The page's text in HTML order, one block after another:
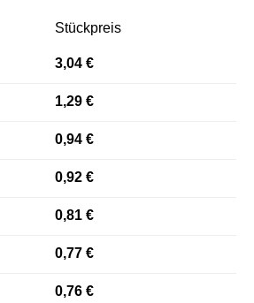
Stückpreis
3,04 €
1,29 €
0,94 €
0,92 €
0,81 €
0,77 €
0,76 €